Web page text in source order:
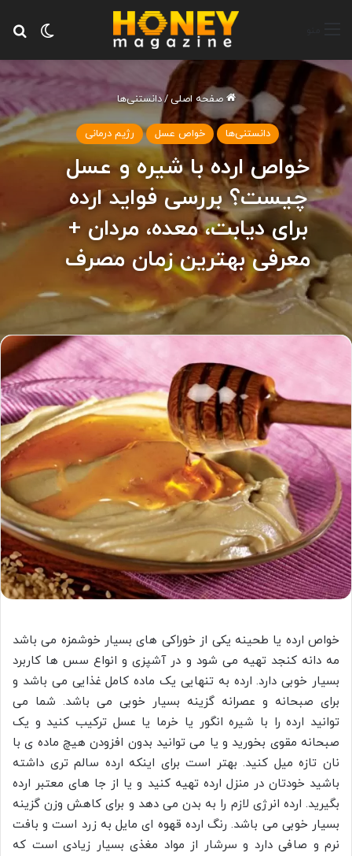
تغییر
صفحه اصلی/دانستنی‌ها
دانستنی‌ها خواص عسل رژیم درمانی
خواص ارده با شیره و عسل
چیست؟ بررسی فواید ارده
برای دیابت، معده، مردان +
معرفی بهترین زمان مصرف
خواص ارده یا طحینه یکی از خوراکی های بسیار خوشمزه می باشد
مه دانه کنجد تهیه می شود و در آشپزی و انواع سس ها کاربرد
بسیار خوبی دارد. ارده به تنهایی یک ماده کامل غذایی می باشد و
برای صبحانه و عصرانه گزینه بسیار خوبی می باشد. شما می
توانید ارده را با شیره انگور یا خرما یا عسل ترکیب کنید و یک
صبحانه مقوی بخورید و یا می توانید بدون افزودن هیچ ماده ی با
نان تازه میل کنید. بهتر است برای اینکه ارده سالم تری داشته
باشید خودتان در منزل ارده تهیه کنید و یا از جا های معتبر ارده
بگیرید. ارده انرژی لازم را به بدن می دهد و برای کاهش وزن گزینه
بسیار خوبی می باشد. رنگ ارده قهوه ای مایل به زرد است و بافت
نرم و صافی دارد و سرشار از مواد مغذی بسیار زیادی است که